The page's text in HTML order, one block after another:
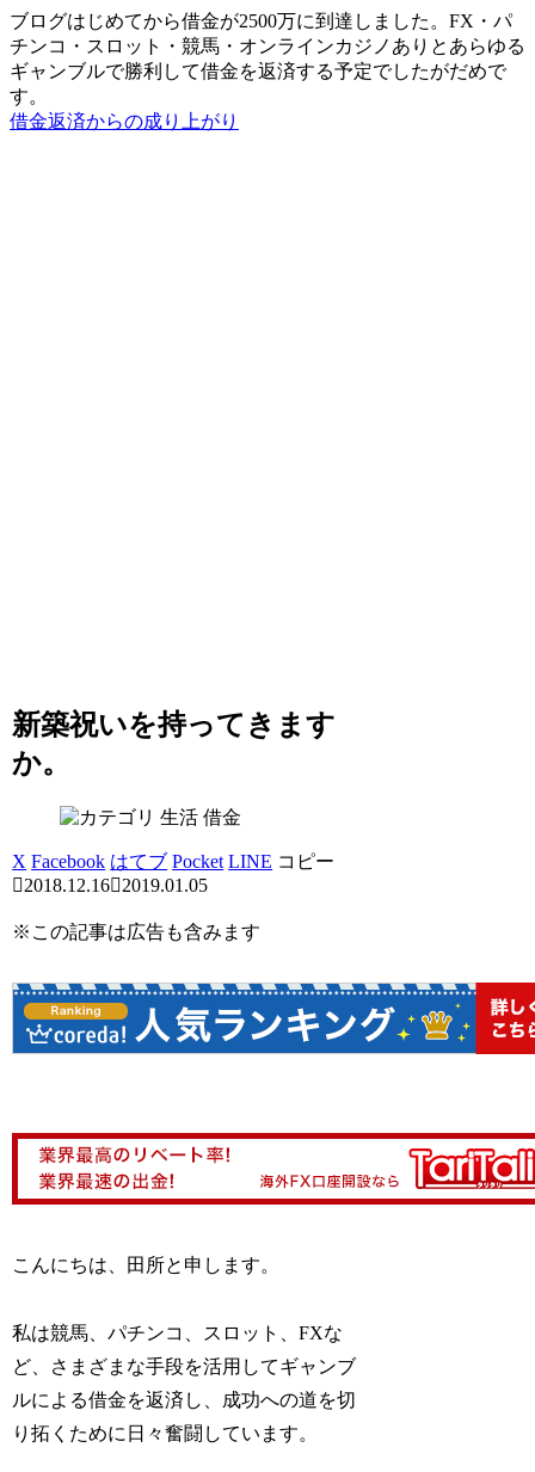
ブログはじめてから借金が2500万に到達しました。FX・パ
チンコ・スロット・競馬・オンラインカジノありとあらゆる
ギャンブルで勝利して借金を返済する予定でしたがだめで
す。
借金返済からの成り上がり
新築祝いを持ってきます
か。
借金
X Facebook はてブ Pocket LINE コピー
2018.12.16
2019.01.05
※この記事は広告も含みます
こんにちは、田所と申します。
私は競馬、パチンコ、スロット、FXな
ど、さまざまな手段を活用してギャンブ
ルによる借金を返済し、成功への道を切
り拓くために日々奮闘しています。